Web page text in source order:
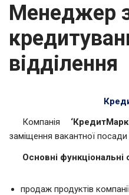
Менеджер
відділення
Компанія
заміщення вакантної
Основні функціональні
продаж продуктів